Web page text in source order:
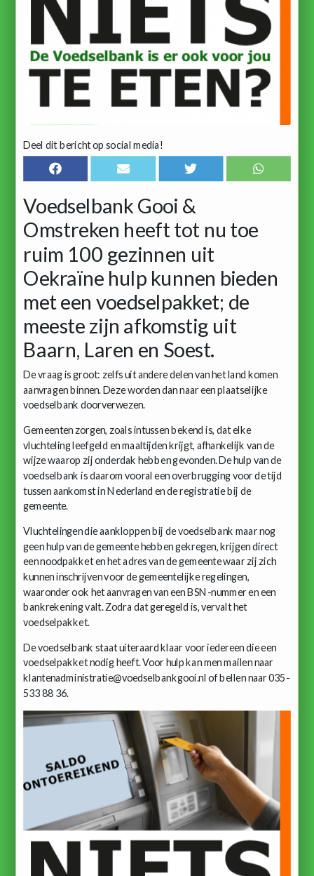
Deel dit bericht op social media!
Voedselbank Gooi &
Omstreken heeft tot nu toe
ruim 100 gezinnen uit
Oekraïne hulp kunnen bieden
met een voedselpakket; de
meeste zijn afkomstig uit
Baarn, Laren en Soest.
De vraag is groot: zelfs uit andere delen van het land komen
aanvragen binnen. Deze worden dan naar een plaatselijke
voedselbank doorverwezen.
Gemeenten zorgen, zoals intussen bekend is, dat elke
vluchteling leefgeld en maaltijden krijgt, afhankelijk van de
wijze waarop zij onderdak hebben gevonden. De hulp van de
voedselbank is daarom vooral een overbrugging voor de tijd
tussen aankomst in Nederland en de registratie bij de
gemeente.
Vluchtelingen die aankloppen bij de voedselbank maar nog
geen hulp van de gemeente hebben gekregen, krijgen direct
een noodpakket en het adres van de gemeente waar zij zich
kunnen inschrijven voor de gemeentelijke regelingen,
waaronder ook het aanvragen van een BSN-nummer en een
bankrekening valt. Zodra dat geregeld is, vervalt het
voedselpakket.
De voedselbank staat uiteraard klaar voor iedereen die een
voedselpakket nodig heeft. Voor hulp kan men mailen naar
klantenadministratie@voedselbankgooi.nl of bellen naar 035-
533 88 36.